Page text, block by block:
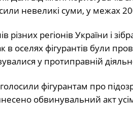
невеликі суми, у межах
регіонів України і
в оселях фігурантів були
у протиправній
фігурантам про
обвинувальний акт